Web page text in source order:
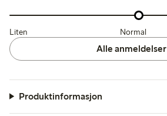
Liten Normal
Alle anmeldelser
Produktinformasjon